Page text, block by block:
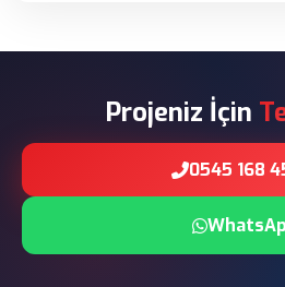
Projeniz İçin
0545 168